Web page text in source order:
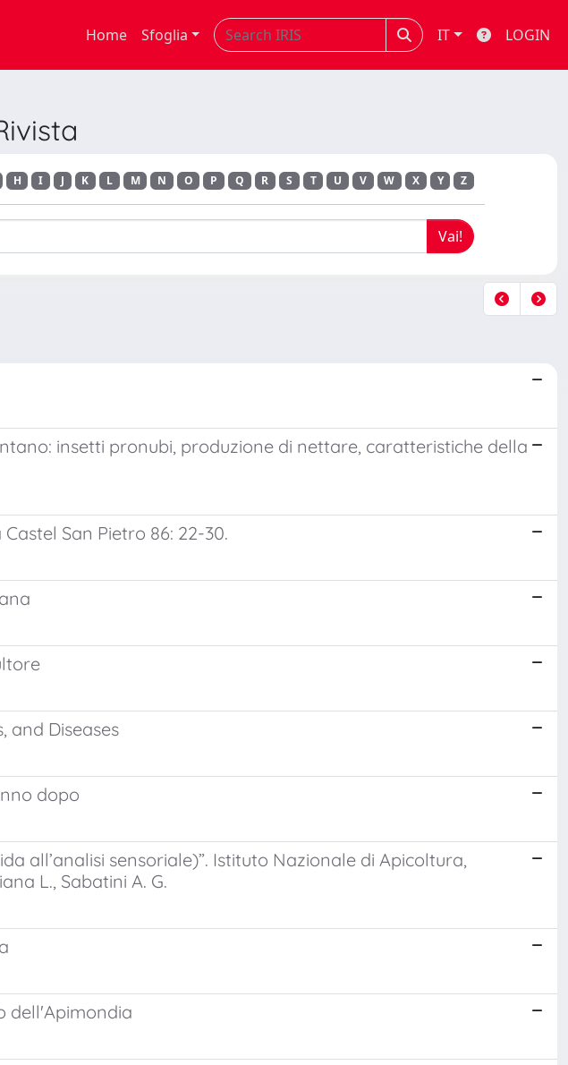
Home Sfoglia IT LOGIN
H I J K L M N O P Q R S T U V W X Y Z
insetti pronubi, produzione di nettare, caratteristiche della
San Pietro 86: 22-30.
and Diseases
dopo
all’analisi sensoriale)”. Istituto Nazionale di Apicoltura,
L., Sabatini A. G.
dell'Apimondia